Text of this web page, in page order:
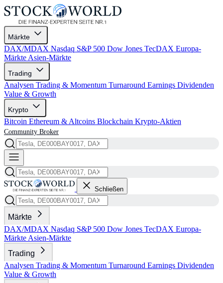
Märkte
DAX/MDAX Nasdaq S&P 500 Dow Jones TecDAX Europa-
Märkte Asien-Märkte
Trading
Analysen Trading & Momentum Turnaround Earnings Dividenden
Value & Growth
Krypto
Bitcoin Ethereum & Altcoins Blockchain Krypto-Aktien
Community Broker
Schließen
Märkte
DAX/MDAX Nasdaq S&P 500 Dow Jones TecDAX Europa-
Märkte Asien-Märkte
Trading
Analysen Trading & Momentum Turnaround Earnings Dividenden
Value & Growth